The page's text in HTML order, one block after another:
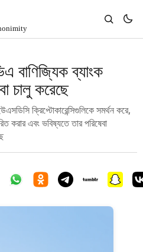
বাণিজ্যিক ব্যাংক
চালু করেছে
ক্রিপ্টোকারেন্সিগুলিকে সমর্থন করে,
করার এবং ভবিষ্যতে তার পরিষেবা